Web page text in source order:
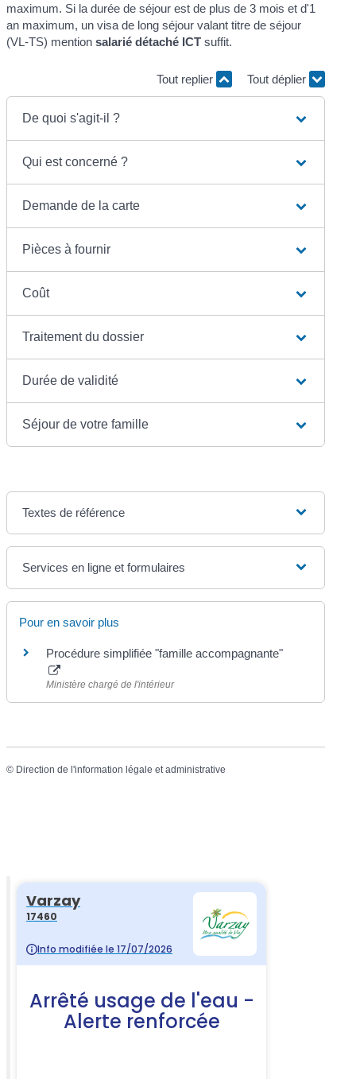
maximum. Si la durée de séjour est de plus de 3 mois et d'1
an maximum, un visa de long séjour valant titre de séjour
(VL-TS) mentionsalarié détaché ICT suffit.
Tout replier Tout déplier
De quoi s'agit-il ?
Qui est concerné ?
Demande de la carte
Pièces à fournir
Coût
Traitement du dossier
Durée de validité
Séjour de votre famille
Textes de référence
Services en ligne et formulaires
Pour en savoir plus
Procédure simplifiée "famille accompagnante"
Ministère chargé de l'intérieur
© Direction de l'information légale et administrative